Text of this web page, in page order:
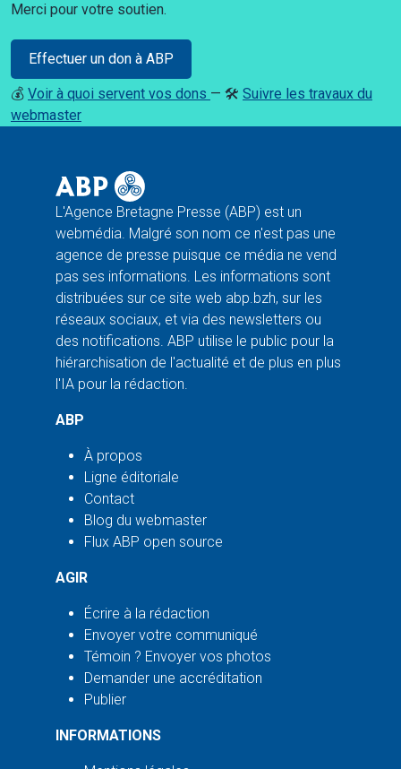
Merci pour votre soutien.
Effectuer un don à ABP
💰 Voir à quoi servent vos dons — 🛠️ Suivre les travaux du
webmaster
L'Agence Bretagne Presse (ABP) est un
webmédia. Malgré son nom ce n'est pas une
agence de presse puisque ce média ne vend
pas ses informations. Les informations sont
distribuées sur ce site web abp.bzh, sur les
réseaux sociaux, et via des newsletters ou
des notifications. ABP utilise le public pour la
hiérarchisation de l'actualité et de plus en plus
l'IA pour la rédaction.
ABP
À propos
Ligne éditoriale
Contact
Blog du webmaster
Flux ABP open source
AGIR
Écrire à la rédaction
Envoyer votre communiqué
Témoin ? Envoyer vos photos
Demander une accréditation
Publier
INFORMATIONS